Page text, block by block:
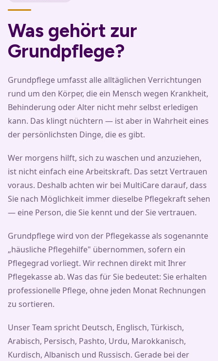
Was gehört zur
Grundpflege?
Grundpflege umfasst alle alltäglichen Verrichtungen
rund um den Körper, die ein Mensch wegen Krankheit,
Behinderung oder Alter nicht mehr selbst erledigen
kann. Das klingt nüchtern — ist aber in Wahrheit eines
der persönlichsten Dinge, die es gibt.
Wer morgens hilft, sich zu waschen und anzuziehen,
ist nicht einfach eine Arbeitskraft. Das setzt Vertrauen
voraus. Deshalb achten wir bei MultiCare darauf, dass
Sie nach Möglichkeit immer dieselbe Pflegekraft sehen
— eine Person, die Sie kennt und der Sie vertrauen.
Grundpflege wird von der Pflegekasse als sogenannte
„häusliche Pflegehilfe" übernommen, sofern ein
Pflegegrad vorliegt. Wir rechnen direkt mit Ihrer
Pflegekasse ab. Was das für Sie bedeutet: Sie erhalten
professionelle Pflege, ohne jeden Monat Rechnungen
zu sortieren.
Unser Team spricht Deutsch, Englisch, Türkisch,
Arabisch, Persisch, Pashto, Urdu, Marokkanisch,
Kurdisch, Albanisch und Russisch. Gerade bei der